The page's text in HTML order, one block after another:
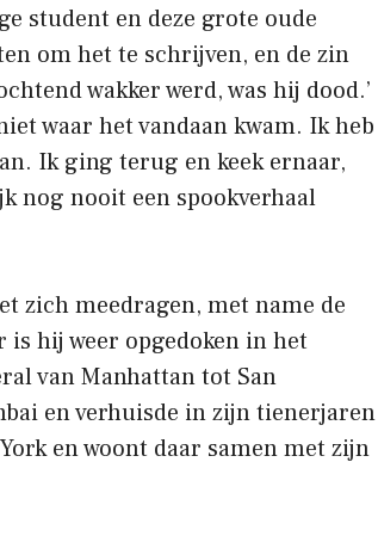
student en deze grote oude
om het te schrijven, en de zin
wakker werd, was hij dood.’
waar het vandaan kwam. Ik heb
Ik ging terug en keek ernaar,
nog nooit een spookverhaal
zich meedragen, met name de
hij weer opgedoken in het
van Manhattan tot San
en verhuisde in zijn tienerjaren
en woont daar samen met zijn